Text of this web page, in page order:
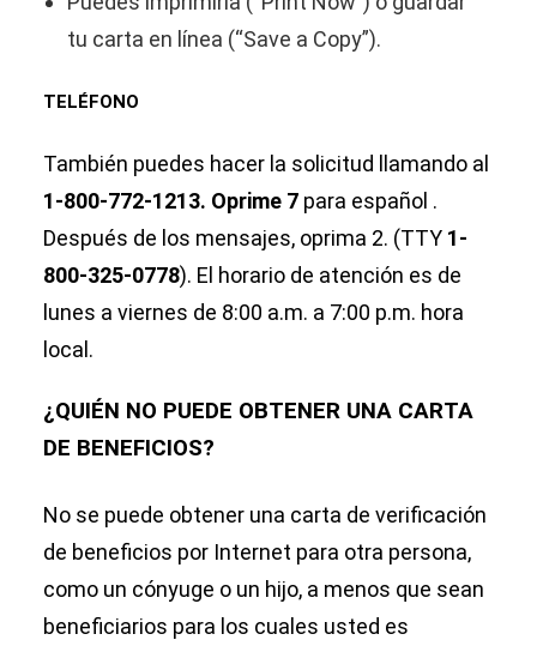
tu carta en línea (“Save a Copy”).
TELÉFONO
También puedes hacer la solicitud llamando al
1-800-772-1213. Oprime 7 para español .
Después de los mensajes, oprima 2. (TTY 1-
800-325-0778). El horario de atención es de
lunes a viernes de 8:00 a.m. a 7:00 p.m. hora
local.
¿QUIÉN NO PUEDE OBTENER UNA CARTA
DE BENEFICIOS?
No se puede obtener una carta de verificación
de beneficios por Internet para otra persona,
como un cónyuge o un hijo, a menos que sean
beneficiarios para los cuales usted es